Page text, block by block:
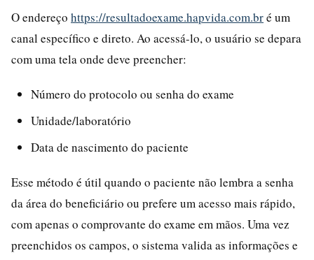
O endereço https://resultadoexame.hapvida.com.bré um
canal específico e direto. Ao acessá-lo, o usuário se depara
com uma tela onde deve preencher:
Número do protocolo ou senha do exame
Unidade/laboratório
Data de nascimento do paciente
Esse método é útil quando o paciente não lembra a senha
da área do beneficiário ou prefere um acesso mais rápido,
com apenas o comprovante do exame em mãos. Uma vez
preenchidos os campos, o sistema valida as informações e